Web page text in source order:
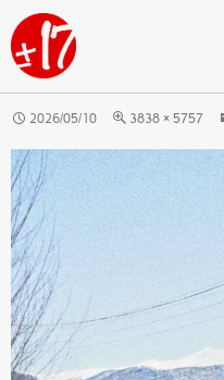
Որոնում
ԱՆՑՆԵԼ ԲՈՎԱՆԴԱԿՈՒԹՅԱՆԸ
2026/05/10 3838 × 5757